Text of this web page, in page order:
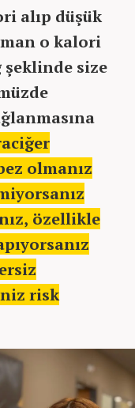
alıp düşük
o kalori
size
olmanız
özellikle
risk